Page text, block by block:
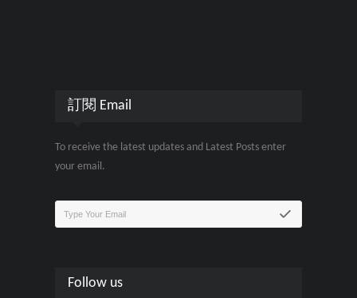
訂閱 Email
To receive the latest updates and Latest Posts enter
your email.
Follow us